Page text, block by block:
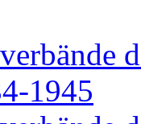
1945